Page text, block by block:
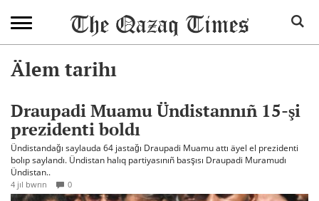
Älem tarihı
Draupadi Muamu Ündistannıñ 15-şi
prezidenti boldı
Ündistandağı saylauda 64 jastağı Draupadi Muamu attı äyel el prezidenti
bolıp saylandı. Ündistan halıq partiyasınıñ basşısı Draupadi Muramudı
Ündistan..
4 jıl bwrın 0